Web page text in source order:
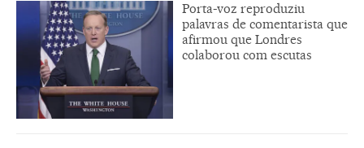
Porta-voz reproduziu
palavras de comentarista que
afirmou que Londres
colaborou com escutas